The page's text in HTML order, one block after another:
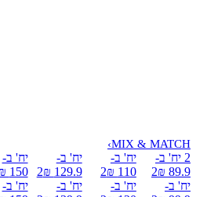
MIX & MATCH
›
2 יח' ב-
89.9 ₪
2
יח' ב-
יח' ב-
110 ₪
2
יח' ב-
יח' ב-
129.9 ₪
2
יח' ב-
יח' ב-
150 ₪
יח' ב-